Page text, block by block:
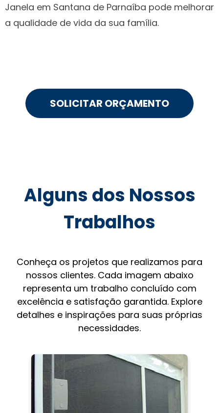
Janela em Santana de Parnaíba pode melhorar
a qualidade de vida da sua família.
SOLICITAR ORÇAMENTO
Alguns dos Nossos
Trabalhos
Conheça os projetos que realizamos para
nossos clientes. Cada imagem abaixo
representa um trabalho concluído com
excelência e satisfação garantida. Explore
detalhes e inspirações para suas próprias
necessidades.